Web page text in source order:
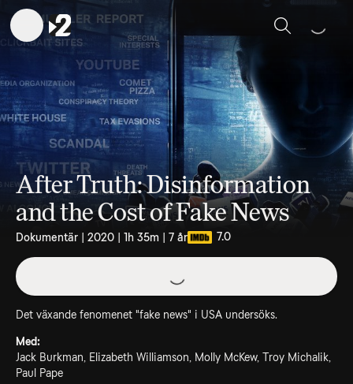
Sök
After Truth: Disinformation
and the Cost of Fake News
Dokumentär | 2020 | 1h 35m | 7 år 7.0
Det växande fenomenet "fake news" i USA undersöks.
Med:
Jack Burkman, Elizabeth Williamson, Molly McKew, Troy Michalik,
Paul Pape